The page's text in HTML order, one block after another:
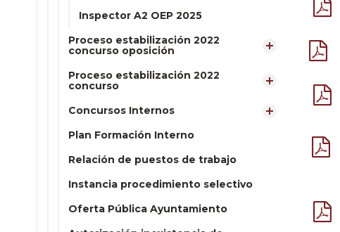
Inspector A2 OEP 2025
Proceso estabilización 2022
concurso oposición
Proceso estabilización 2022
concurso
Concursos Internos
Plan Formación Interno
Relación de puestos de trabajo
Instancia procedimiento selectivo
Oferta Pública Ayuntamiento